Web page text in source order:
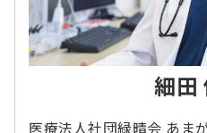
細田
医療法人社団緑晴会 あま